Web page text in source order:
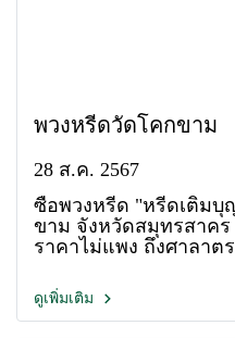
พวงหรีดวัดโคกขาม
28 ส.ค. 2567
ซื้อพวงหรีด "หรีดเติมบุ
ขาม จังหวัดสมุทรสาค
ราคาไม่แพง ถึงศาลาตร
ดูเพิ่มเติม